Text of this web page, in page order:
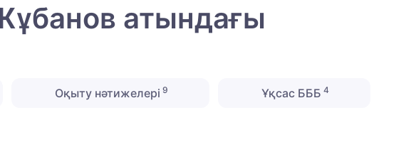
атындағы
Оқыту нәтижелері 9 Ұқсас БББ 4